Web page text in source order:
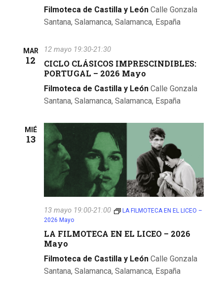
Filmoteca de Castilla y León Calle Gonzala
Santana, Salamanca, Salamanca, España
MAR
12
12 mayo 19:30-21:30
CICLO CLÁSICOS IMPRESCINDIBLES:
PORTUGAL – 2026 Mayo
Filmoteca de Castilla y León Calle Gonzala
Santana, Salamanca, Salamanca, España
MIÉ
13
13 mayo 19:00-21:00
LA FILMOTECA EN EL LICEO –
2026 Mayo
LA FILMOTECA EN EL LICEO – 2026
Mayo
Filmoteca de Castilla y León Calle Gonzala
Santana, Salamanca, Salamanca, España